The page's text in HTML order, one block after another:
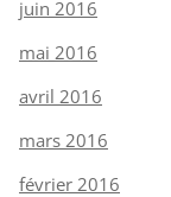
juin 2016
mai 2016
avril 2016
mars 2016
février 2016